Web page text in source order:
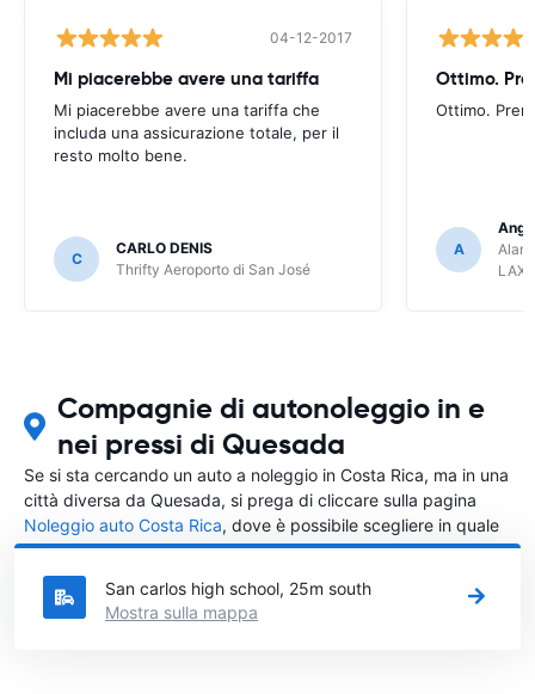
04-12-2017
Mi piacerebbe avere una tariffa
Mi piacerebbe avere una tariffa che
includa una assicurazione totale, per il
resto molto bene.
C
CARLO DENIS
Thrifty Aeroporto di San José
Ottimo.
A
LAX
Compagnie di autonoleggio in e
nei pressi di Quesada
Se si sta cercando un auto a noleggio in Costa Rica, ma in una
città diversa da Quesada, si prega di cliccare sulla pagina
Noleggio auto Costa Rica, dove è possibile scegliere in quale
città in Costa Rica si vuole noleggiare l'auto.
San carlos high school, 25m south
Mostra sulla mappa